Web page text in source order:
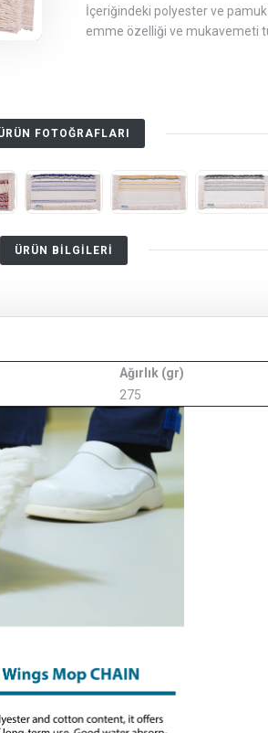
İçeriğindeki polyester ve
emme özelliği ve mukavemeti
FOTOĞRAFLARI
ÜRÜN BİLGİLERİ
Ağırlık (gr)
275